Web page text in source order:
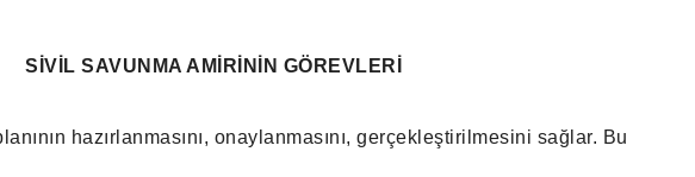
SİVİL SAVUNMA AMİRİNİN GÖREVLERİ
hazırlanmasını, onaylanmasını, gerçekleştirilmesini sağlar. Bu